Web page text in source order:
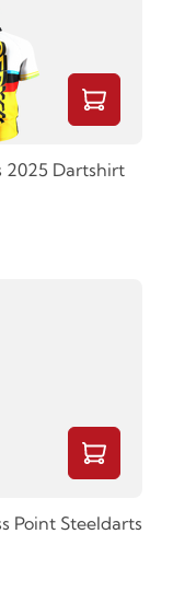
2025 Dartshirt
Point Steeldarts